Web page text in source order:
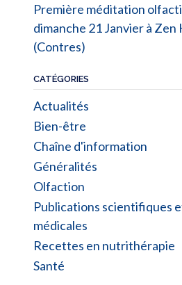
Première méditation
dimanche 21 Janvier à Zen
(Contres)
CATÉGORIES
Actualités
Bien-être
Chaîne d'information
Généralités
Olfaction
Publications scientifiques
médicales
Recettes en nutrithérapie
Santé